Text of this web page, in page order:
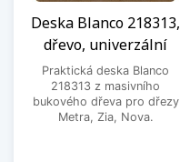
Deska Blanco 218313,
dřevo, univerzální
Praktická deska Blanco
218313 z masivního
bukového dřeva pro dřezy
Metra, Zia, Nova.